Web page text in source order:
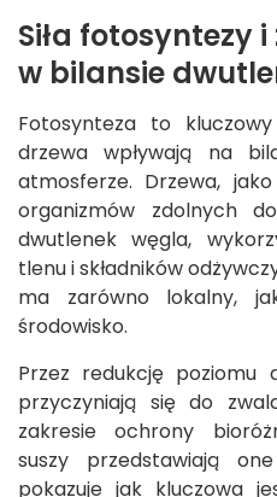
Siła fotosyntezy
w bilansie
Fotosynteza to
drzewa wpływają na
atmosferze. Drzewa,
organizmów zdolnych
dwutlenek węgla,
tlenu i składników
ma zarówno lokalny,
środowisko.
Przez redukcję poziomu
przyczyniają się do
zakresie ochrony
suszy przedstawiają
pokazuje jak kluczowa